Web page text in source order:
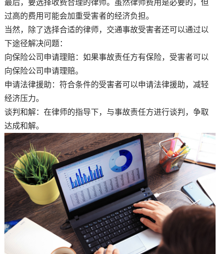
最后，要选择收费合理的律师。虽然律师费用是必要的，但
过高的费用可能会加重受害者的经济负担。
当然，除了选择合适的律师，交通事故受害者还可以通过以
下途径解决问题：
向保险公司申请理赔：如果事故责任方有保险，受害者可以
向保险公司申请理赔。
申请法律援助：符合条件的受害者可以申请法律援助，减轻
经济压力。
谈判和解：在律师的指导下，与事故责任方进行谈判，争取
达成和解。